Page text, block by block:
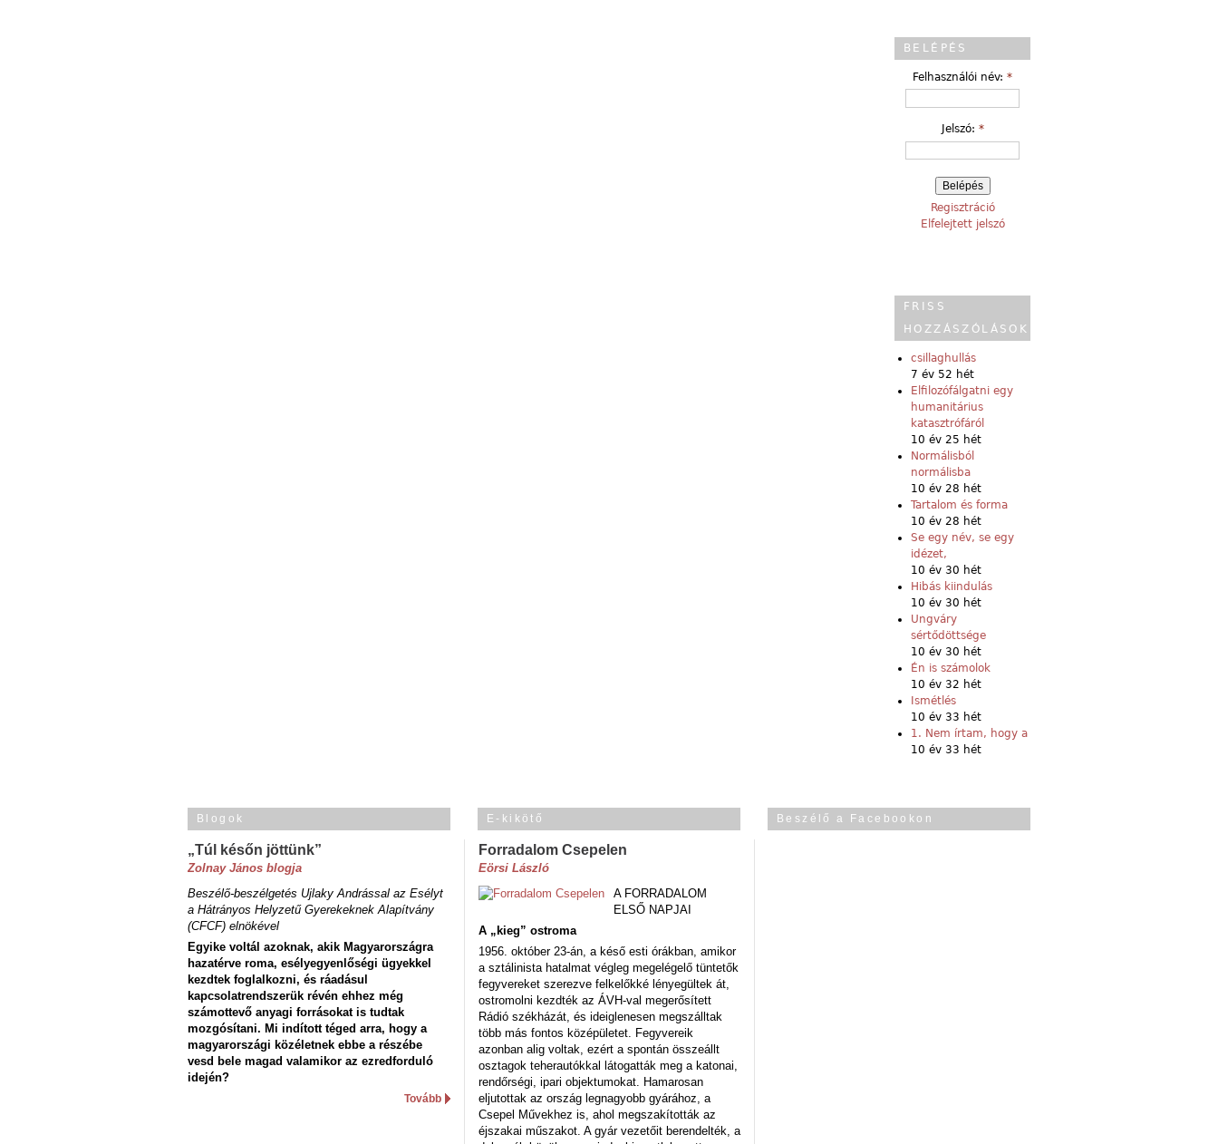
BELÉPÉS
Felhasználói név: *
Jelszó: *
Regisztráció
Elfelejtett jelszó
FRISS
HOZZÁSZÓLÁSOK
csillaghullás
7 év 52 hét
Elfilozófálgatni egy
humanitárius
katasztrófáról
10 év 25 hét
Normálisból
normálisba
10 év 28 hét
Tartalom és forma
10 év 28 hét
Se egy név, se egy
idézet,
10 év 30 hét
Hibás kiindulás
10 év 30 hét
Ungváry
sértődöttsége
10 év 30 hét
Én is számolok
10 év 32 hét
Ismétlés
10 év 33 hét
1. Nem írtam, hogy a
10 év 33 hét
Blogok
„Túl későn jöttünk”
Zolnay János blogja
Beszélő-beszélgetés Ujlaky Andrással az Esélyt
a Hátrányos Helyzetű Gyerekeknek Alapítvány
(CFCF) elnökével
Egyike voltál azoknak, akik Magyarországra
hazatérve roma, esélyegyenlőségi ügyekkel
kezdtek foglalkozni, és ráadásul
kapcsolatrendszerük révén ehhez még
számottevő anyagi forrásokat is tudtak
mozgósítani. Mi indított téged arra, hogy a
magyarországi közéletnek ebbe a részébe
vesd bele magad valamikor az ezredforduló
idején?
Tovább
E-kikötő
Forradalom Csepelen
Eörsi László
A FORRADALOM
ELSŐ NAPJAI
A „kieg” ostroma
1956. október 23-án, a késő esti órákban, amikor
a sztálinista hatalmat végleg megelégelő tüntetők
fegyvereket szerezve felkelőkké lényegültek át,
ostromolni kezdték az ÁVH-val megerősített
Rádió székházát, és ideiglenesen megszálltak
több más fontos középületet. Fegyvereik
azonban alig voltak, ezért a spontán összeállt
osztagok teherautókkal látogatták meg a katonai,
rendőrségi, ipari objektumokat. Hamarosan
eljutottak az ország legnagyobb gyárához, a
Csepel Művekhez is, ahol megszakították az
éjszakai műszakot. A gyár vezetőit berendelték, a
Beszélő a Facebookon